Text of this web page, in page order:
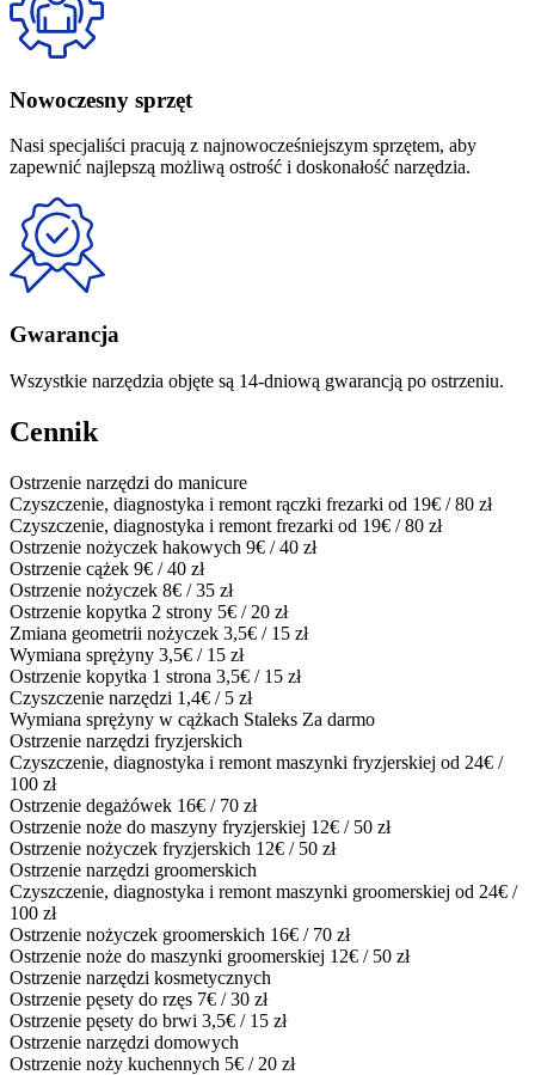
Nowoczesny sprzęt
Nasi specjaliści pracują z najnowocześniejszym sprzętem, aby
zapewnić najlepszą możliwą ostrość i doskonałość narzędzia.
Gwarancja
Wszystkie narzędzia objęte są 14-dniową gwarancją po ostrzeniu.
Cennik
Ostrzenie narzędzi do manicure
Czyszczenie, diagnostyka i remont rączki frezarki od 19€ / 80 zł
Czyszczenie, diagnostyka i remont frezarki od 19€ / 80 zł
Ostrzenie nożyczek hakowych 9€ / 40 zł
Ostrzenie cążek 9€ / 40 zł
Ostrzenie nożyczek 8€ / 35 zł
Ostrzenie kopytka 2 strony 5€ / 20 zł
Zmiana geometrii nożyczek 3,5€ / 15 zł
Wymiana sprężyny 3,5€ / 15 zł
Ostrzenie kopytka 1 strona 3,5€ / 15 zł
Czyszczenie narzędzi 1,4€ / 5 zł
Wymiana sprężyny w cążkach Staleks Za darmo
Ostrzenie narzędzi fryzjerskich
Czyszczenie, diagnostyka i remont maszynki fryzjerskiej od 24€ /
100 zł
Ostrzenie degażówek 16€ / 70 zł
Ostrzenie noże do maszyny fryzjerskiej 12€ / 50 zł
Ostrzenie nożyczek fryzjerskich 12€ / 50 zł
Ostrzenie narzędzi groomerskich
Czyszczenie, diagnostyka i remont maszynki groomerskiej od 24€ /
100 zł
Ostrzenie nożyczek groomerskich 16€ / 70 zł
Ostrzenie noże do maszynki groomerskiej 12€ / 50 zł
Ostrzenie narzędzi kosmetycznych
Ostrzenie pęsety do rzęs 7€ / 30 zł
Ostrzenie pęsety do brwi 3,5€ / 15 zł
Ostrzenie narzędzi domowych
Ostrzenie noży kuchennych 5€ / 20 zł